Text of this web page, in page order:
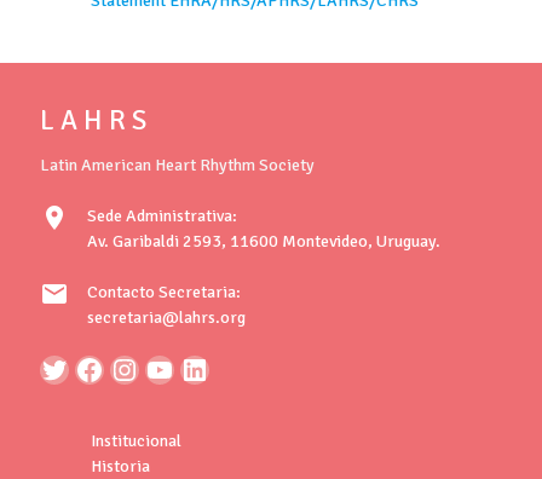
L A H R S
Latin American Heart Rhythm Society
location_on
Sede Administrativa:
Av. Garibaldi 2593, 11600 Montevideo, Uruguay.
mail
Contacto Secretaria:
secretaria@lahrs.org
Institucional
Historia